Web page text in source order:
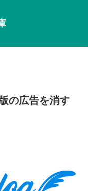
の広告を消す